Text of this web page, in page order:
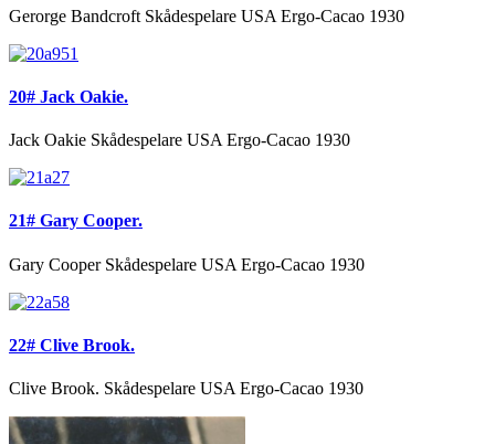
Gerorge Bandcroft Skådespelare USA Ergo-Cacao 1930
20# Jack Oakie.
Jack Oakie Skådespelare USA Ergo-Cacao 1930
21# Gary Cooper.
Gary Cooper Skådespelare USA Ergo-Cacao 1930
22# Clive Brook.
Clive Brook. Skådespelare USA Ergo-Cacao 1930